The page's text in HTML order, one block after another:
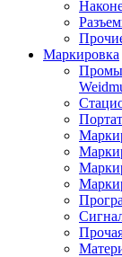
Маркировка